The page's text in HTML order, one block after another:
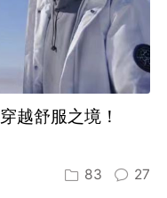
越舒服之境！
83 27